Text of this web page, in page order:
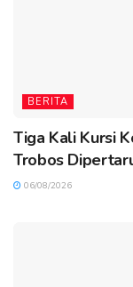
BERITA
Tiga Kali Kursi
Trobos
06/08/2026